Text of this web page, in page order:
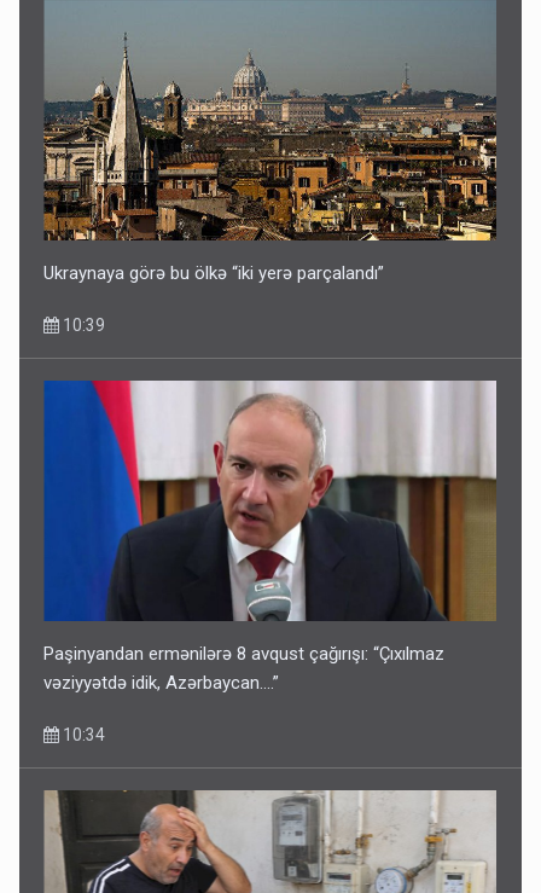
Ukraynaya görə bu ölkə “iki yerə parçalandı”
10:39
Paşinyandan ermənilərə 8 avqust çağırışı: “Çıxılmaz
vəziyyətdə idik, Azərbaycan….”
10:34